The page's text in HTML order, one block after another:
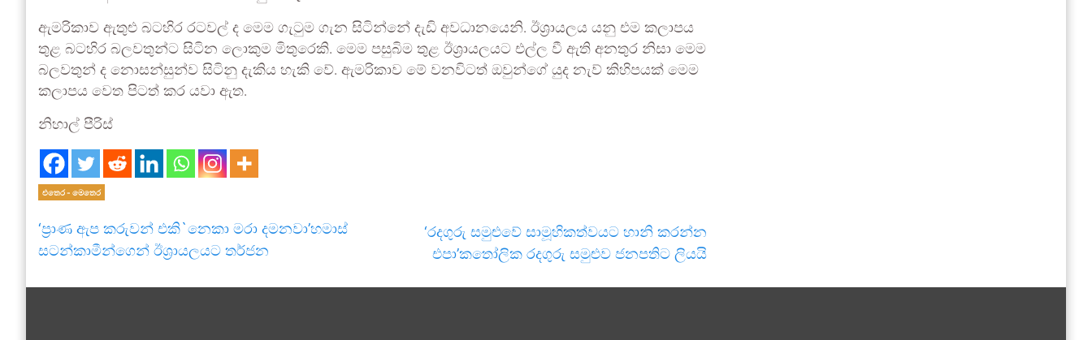
ඇමරිකාව ඇතුළු බටහිර රටවල් ද මෙම ගැටුම ගැන සිටින්නේ දැඩි අවධානයෙනි. ඊශ්‍රායලය යනු එම කලාපය
තුළ බටහිර බලවතුන්ට සිටින ලොකුම මිතුරෙකි. මෙම පසුබිම තුළ ඊශ්‍රායලයට එල්ල වී ඇති අනතුර නිසා මෙම
බලවතුන් ද නොසන්සුන්ව සිටිනු දැකිය හැකි වේ. ඇමරිකාව මේ වනවිටත් ඔවුන්ගේ යුද නැව් කිහිපයක් මෙම
කලාපය වෙත පිටත් කර යවා ඇත.
නිහාල් පීරිස්
එතෙර - මෙතෙර
‘ප්‍රාණ ඇප කරුවන් එකි`නෙකා මරා දමනවා’හමාස්
සටන්කාමීන්ගෙන් ඊශ්‍රායලයට තර්ජන
‘රදගුරු සමුළුවේ සාමූහිකත්වයට හානි කරන්න
එපා’කතෝලික රදගුරු සමුළුව ජනපතිට ලියයි